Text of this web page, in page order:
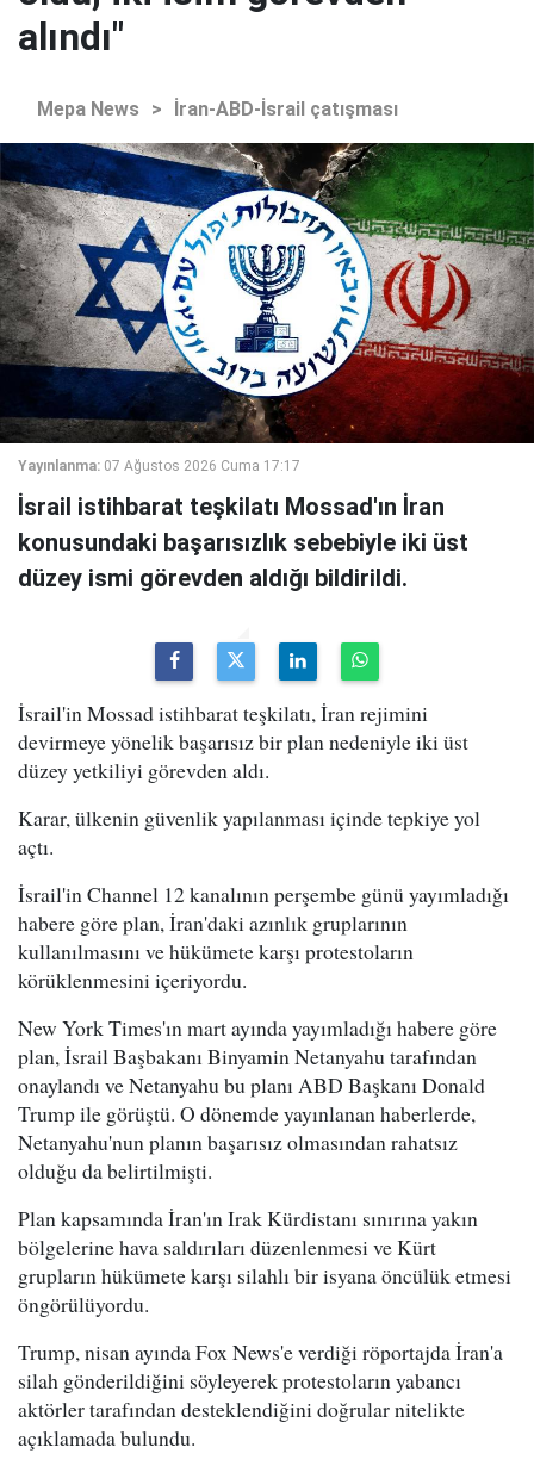
alındı"
Mepa News > İran-ABD-İsrail çatışması
Yayınlanma: 07 Ağustos 2026 Cuma 17:17
İsrail istihbarat teşkilatı Mossad'ın İran
konusundaki başarısızlık sebebiyle iki üst
düzey ismi görevden aldığı bildirildi.
İsrail'in Mossad istihbarat teşkilatı, İran rejimini
devirmeye yönelik başarısız bir plan nedeniyle iki üst
düzey yetkiliyi görevden aldı.
Karar, ülkenin güvenlik yapılanması içinde tepkiye yol
açtı.
İsrail'in Channel 12 kanalının perşembe günü yayımladığı
habere göre plan, İran'daki azınlık gruplarının
kullanılmasını ve hükümete karşı protestoların
körüklenmesini içeriyordu.
New York Times'ın mart ayında yayımladığı habere göre
plan, İsrail Başbakanı Binyamin Netanyahu tarafından
onaylandı ve Netanyahu bu planı ABD Başkanı Donald
Trump ile görüştü. O dönemde yayınlanan haberlerde,
Netanyahu'nun planın başarısız olmasından rahatsız
olduğu da belirtilmişti.
Plan kapsamında İran'ın Irak Kürdistanı sınırına yakın
bölgelerine hava saldırıları düzenlenmesi ve Kürt
grupların hükümete karşı silahlı bir isyana öncülük etmesi
öngörülüyordu.
Trump, nisan ayında Fox News'e verdiği röportajda İran'a
silah gönderildiğini söyleyerek protestoların yabancı
aktörler tarafından desteklendiğini doğrular nitelikte
açıklamada bulundu.